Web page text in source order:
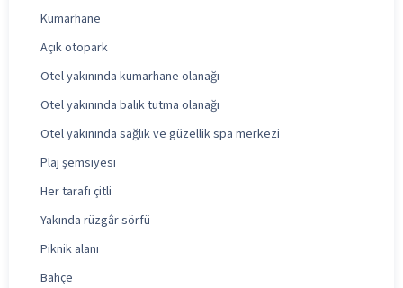
Kumarhane
Açık otopark
Otel yakınında kumarhane olanağı
Otel yakınında balık tutma olanağı
Otel yakınında sağlık ve güzellik spa merkezi
Plaj şemsiyesi
Her tarafı çitli
Yakında rüzgâr sörfü
Piknik alanı
Bahçe